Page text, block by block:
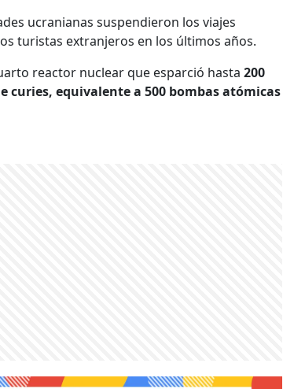
ucranianas suspendieron los viajes
turistas extranjeros en los últimos años.
reactor nuclear que esparció hasta 200
equivalente a 500 bombas atómicas